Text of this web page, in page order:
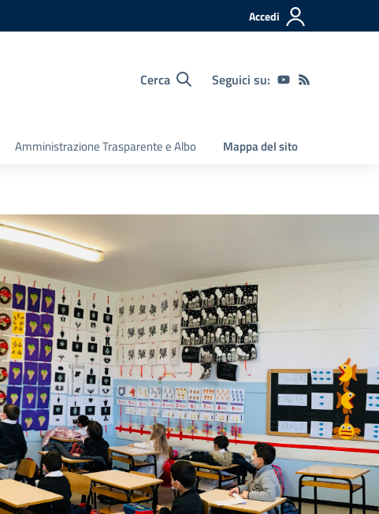
Accedi
Cerca Seguici su:
Amministrazione Trasparente e Albo Mappa del sito